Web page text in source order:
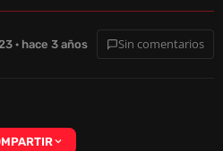
· hace 3 años Sin comentarios